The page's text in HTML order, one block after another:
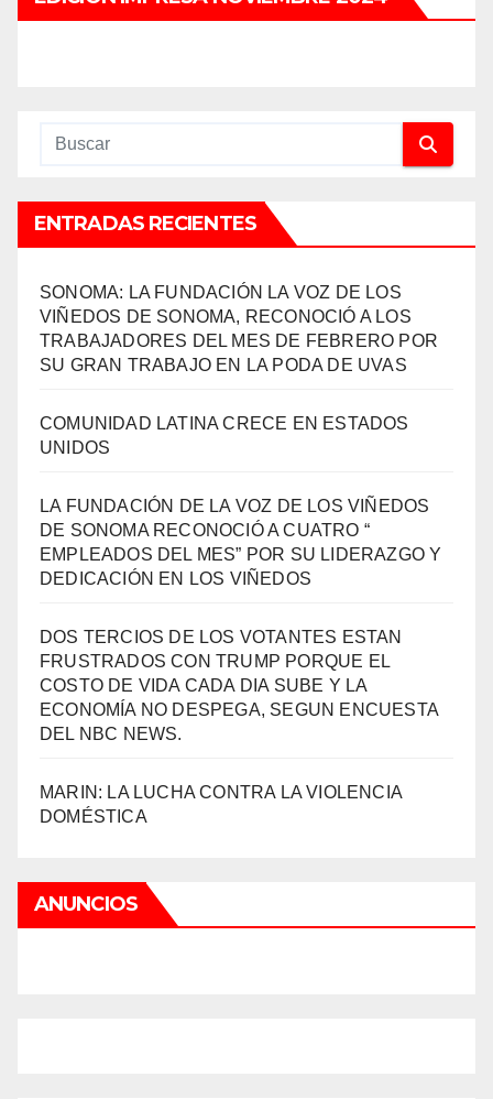
ENTRADAS RECIENTES
SONOMA: LA FUNDACIÓN LA VOZ DE LOS
VIÑEDOS DE SONOMA, RECONOCIÓ A LOS
TRABAJADORES DEL MES DE FEBRERO POR
SU GRAN TRABAJO EN LA PODA DE UVAS
COMUNIDAD LATINA CRECE EN ESTADOS
UNIDOS
LA FUNDACIÓN DE LA VOZ DE LOS VIÑEDOS
DE SONOMA RECONOCIÓ A CUATRO “
EMPLEADOS DEL MES” POR SU LIDERAZGO Y
DEDICACIÓN EN LOS VIÑEDOS
DOS TERCIOS DE LOS VOTANTES ESTAN
FRUSTRADOS CON TRUMP PORQUE EL
COSTO DE VIDA CADA DIA SUBE Y LA
ECONOMÍA NO DESPEGA, SEGUN ENCUESTA
DEL NBC NEWS.
MARIN: LA LUCHA CONTRA LA VIOLENCIA
DOMÉSTICA
ANUNCIOS